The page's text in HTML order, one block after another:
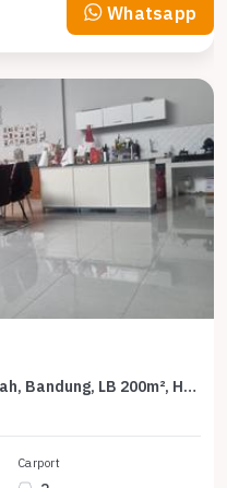
Whatsapp
Rumah Dijual di Taman Holis Indah, Bandung, LB 200m², Harga Kompetitif!
Carport